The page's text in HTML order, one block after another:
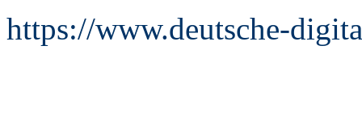
https://www.deutsche-